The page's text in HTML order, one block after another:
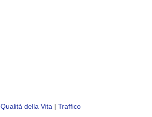
Qualità della Vita | Traffico